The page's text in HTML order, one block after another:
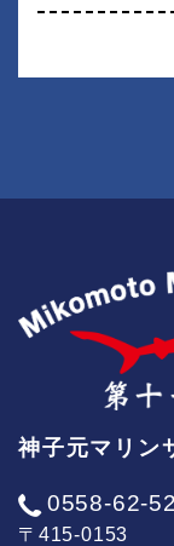
神子元マリン
0558-62-
〒415-0153